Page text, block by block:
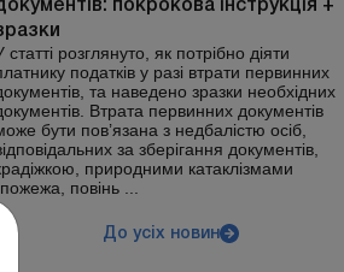
покрокова інструкція +
статті розглянуто, як потрібно діяти
податків у разі втрати первинних
та наведено зразки необхідних
Втрата первинних документів
бути пов’язана з недбалістю осіб,
за зберігання документів,
природними катаклізмами
повінь ...
До усіх новин